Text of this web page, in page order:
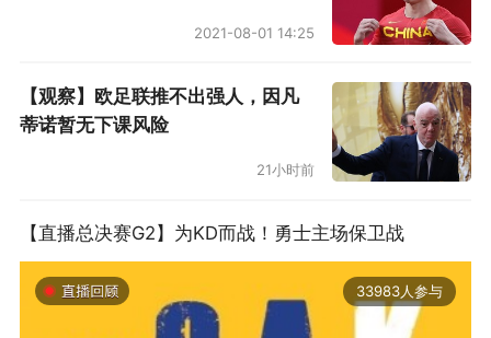
2021-08-01 14:25
【观察】欧足联推不出强人，因凡
蒂诺暂无下课风险
21小时前
【直播总决赛G2】为KD而战！勇士主场保卫战
33983人参与